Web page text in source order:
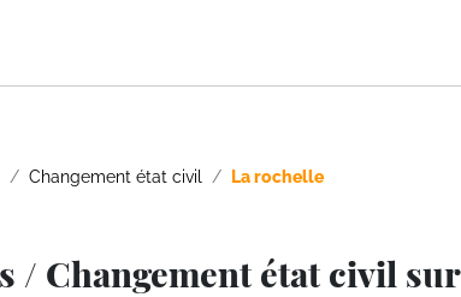
Changement état civil La rochelle
/ Changement état civil sur